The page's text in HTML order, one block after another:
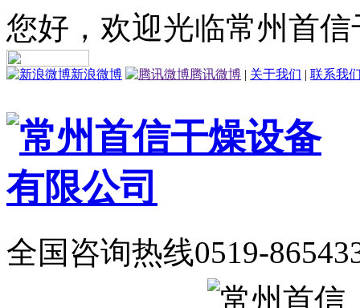
您好，欢迎光临常州首
新浪微博 腾讯微博 | 关于我们 | 联系我
全国咨询热线0519-